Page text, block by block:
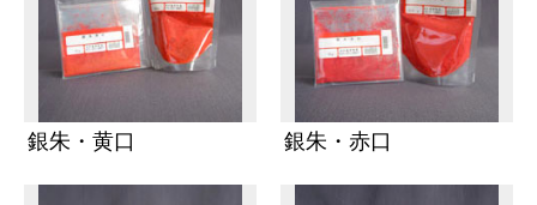
銀朱・黄口 銀朱・赤口